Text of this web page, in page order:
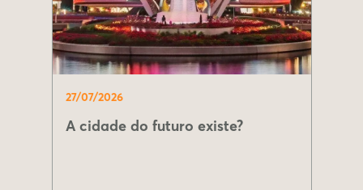
27/07/2026
A cidade do futuro existe?